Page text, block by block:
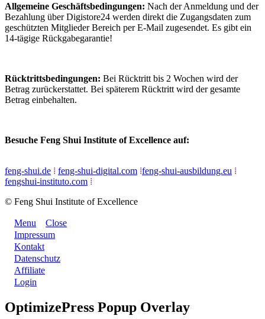
Allgemeine Geschäftsbedingungen: Nach der Anmeldung und der
Bezahlung über Digistore24 werden direkt die Zugangsdaten zum
geschützten Mitglieder Bereich per E-Mail zugesendet. Es gibt ein
14-tägige Rückgabegarantie!
Rücktrittsbedingungen: Bei Rücktritt bis 2 Wochen wird der
Betrag zurückerstattet. Bei späterem Rücktritt wird der gesamte
Betrag einbehalten.
Besuche Feng Shui Institute of Excellence auf:
feng-shui.de ⁞ feng-shui-digital.com ⁞feng-shui-ausbildung.eu ⁞
fengshui-instituto.com ⁞
© Feng Shui Institute of Excellence
Menu
Close
Impressum
Kontakt
Datenschutz
Affiliate
Login
OptimizePress Popup Overlay